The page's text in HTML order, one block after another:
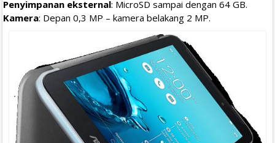
Penyimpanan eksternal: MicroSD sampai dengan 64 GB.
Kamera: Depan 0,3 MP – kamera belakang 2 MP.